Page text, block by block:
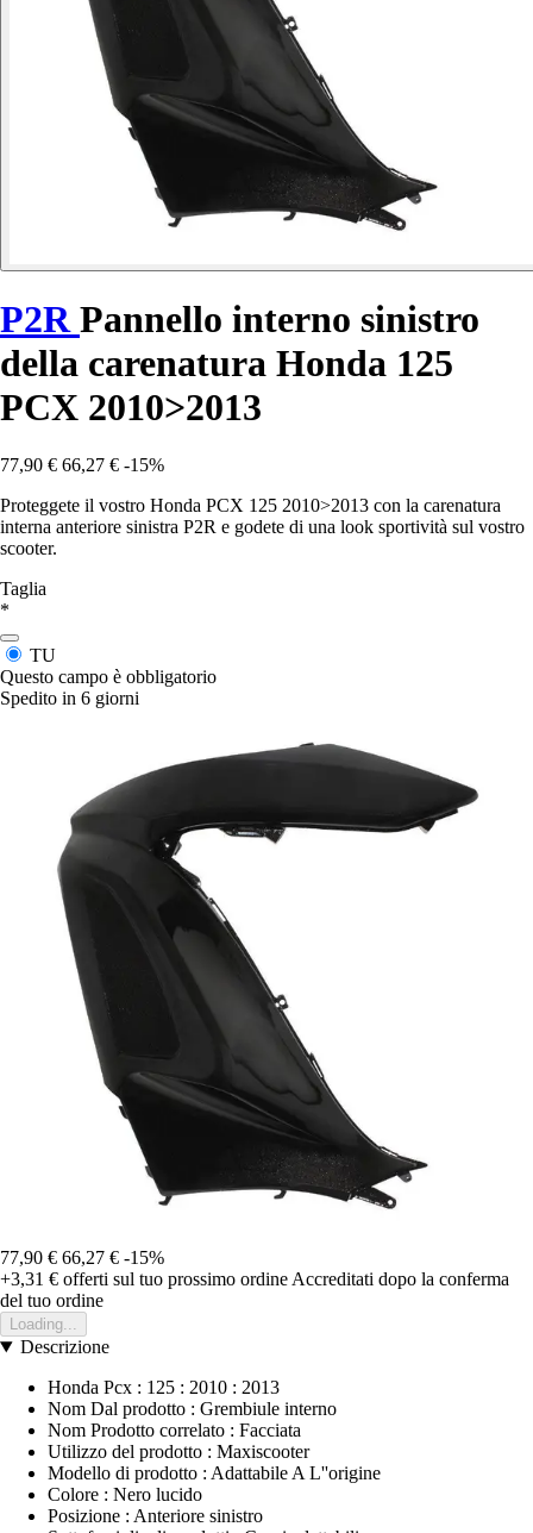
P2R Pannello interno sinistro
della carenatura Honda 125
PCX 2010>2013
77,90 € 66,27 € -15%
Proteggete il vostro Honda PCX 125 2010>2013 con la carenatura
interna anteriore sinistra P2R e godete di una look sportività sul vostro
scooter.
Taglia
*
TU
Questo campo è obbligatorio
Spedito in 6 giorni
77,90 € 66,27 € -15%
+3,31 € offerti sul tuo prossimo ordine Accreditati dopo la conferma
del tuo ordine
Loading...
Descrizione
Honda Pcx : 125 : 2010 : 2013
Nom Dal prodotto : Grembiule interno
Nom Prodotto correlato : Facciata
Utilizzo del prodotto : Maxiscooter
Modello di prodotto : Adattabile A L''origine
Colore : Nero lucido
Posizione : Anteriore sinistro